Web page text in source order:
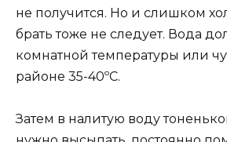
не получится. Но и слишком
брать тоже не следует. Вода
комнатной температуры или
районе 35-40ºС.
Затем в налитую воду